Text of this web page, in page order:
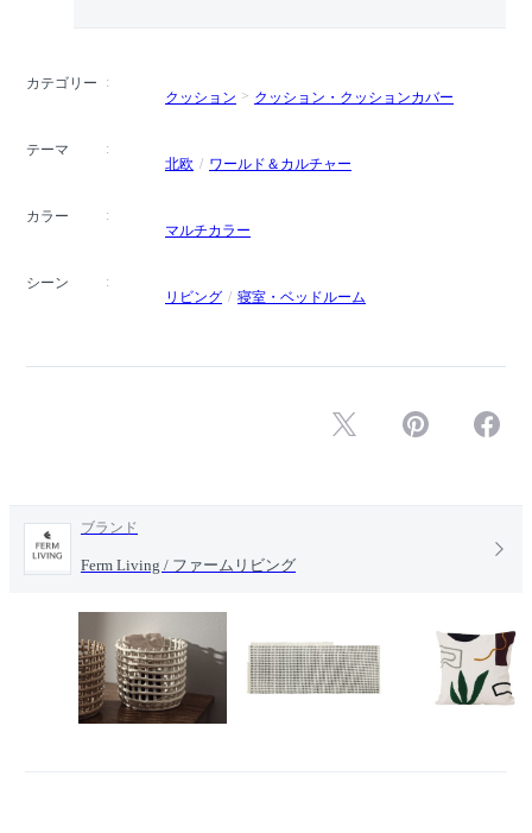
カテゴリー
クッション
クッション・クッションカバー
テーマ
北欧
ワールド＆カルチャー
カラー
マルチカラー
シーン
リビング
寝室・ベッドルーム
ブランド
Ferm Living / ファームリビング